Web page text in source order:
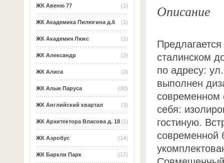
(1)
ЖК Авеню 77
(1)
ЖК Академика Пилюгина д.6
(1)
ЖК Академия Люкс
(2)
ЖК Александр
(2)
ЖК Алиса
(30)
ЖК Алые Паруса
(3)
ЖК Английский квартал
(1)
ЖК Архитектора Власова д. 18
(14)
ЖК Аэробус
(17)
ЖК Баркли Парк
Описание
сталинском
по адресу:
выполнен
современном
себя:
гостиную.
современной